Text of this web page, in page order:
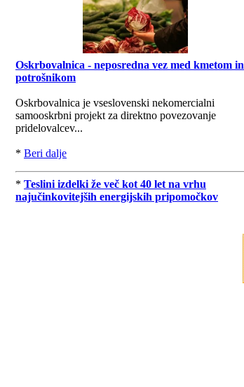
Oskrbovalnica - neposredna vez med kmetom in
potrošnikom
Oskrbovalnica je vseslovenski nekomercialni
samooskrbni projekt za direktno povezovanje
pridelovalcev...
* Beri dalje
* Teslini izdelki že več kot 40 let na vrhu
najučinkovitejših energijskih pripomočkov